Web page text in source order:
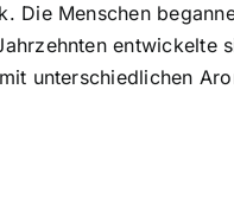
Menschen
entwickelte
unterschiedlichen